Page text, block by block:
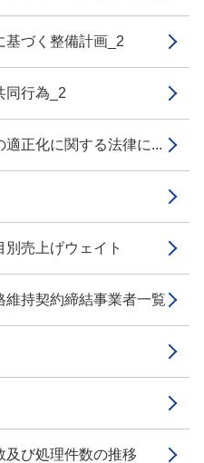
基づく整備計画_2
同行為_2
正化に関する法律に...
売上げウェイト
持契約締結事業者一覧
及び処理件数の推移